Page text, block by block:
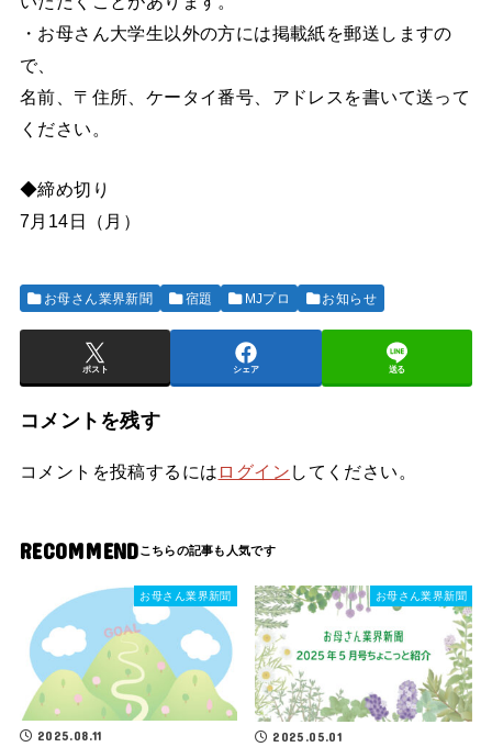
・お母さん大学生以外の方には掲載紙を郵送しますの
で、
名前、〒住所、ケータイ番号、アドレスを書いて送って
ください。
◆締め切り
7月14日（月）
お母さん業界新聞 宿題 MJプロ お知らせ
ポスト シェア 送る
コメントを残す
コメントを投稿するには ログイン してください。
RECOMMEND
お母さん業界新聞
2025.08.11
お母さん業界新聞
2025.05.01